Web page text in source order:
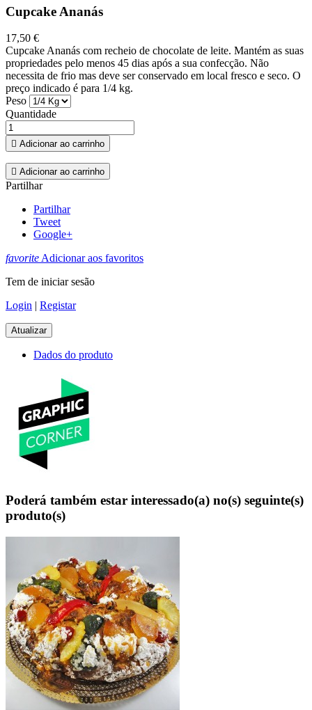
Cupcake Ananás
17,50 €
Cupcake Ananás com recheio de chocolate de leite. Mantém as suas
propriedades pelo menos 45 dias após a sua confecção. Não
necessita de frio mas deve ser conservado em local fresco e seco. O
preço indicado é para 1/4 kg.
Peso
Quantidade
 Adicionar ao carrinho
 Adicionar ao carrinho
Partilhar
Partilhar
Tweet
Google+
favoriteAdicionar aos favoritos
Tem de iniciar sesão
Login | Registar
Dados do produto
Poderá também estar interessado(a) no(s) seguinte(s)
produto(s)